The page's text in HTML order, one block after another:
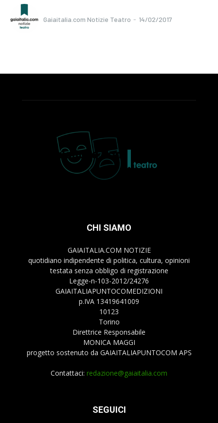
Gaiaitalia.com Notizie Teatro - 14/02/2017
CHI SIAMO
GAIAITALIA.COM NOTIZIE
quotidiano indipendente di politica, cultura, opinioni
testata senza obbligo di registrazione
Legge-n-103-2012/24276
GAIAITALIAPUNTOCOMEDIZIONI
p.IVA 13419641009
10123
Torino
Direttrice Responsabile
MONICA MAGGI
progetto sostenuto da GAIAITALIAPUNTOCOM APS
Contattaci: redazione@gaiaitalia.com
SEGUICI